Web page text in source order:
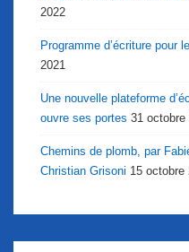
2022
Programme d’écriture pour
2021
Une nouvelle plateforme
ouvre ses portes 31 octobre
Chemins de plomb, par
Christian Grisoni 15 octobre